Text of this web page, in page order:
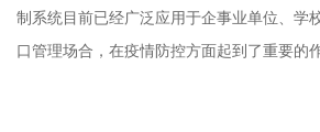
制系统目前已经广泛应用于企事业单位、学
口管理场合，在疫情防控方面起到了重要的作